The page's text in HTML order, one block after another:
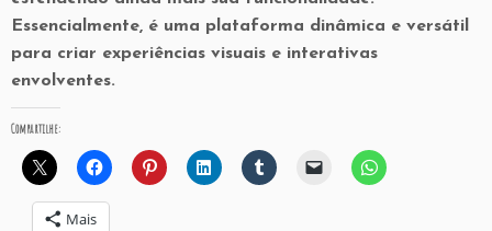
Essencialmente, é uma plataforma dinâmica e versátil
para criar experiências visuais e interativas
envolventes.
Compartilhe:
Mais